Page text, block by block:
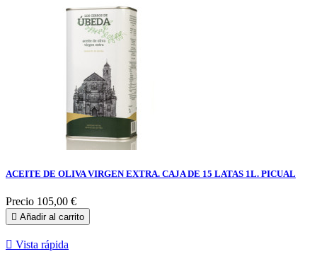
ACEITE DE OLIVA VIRGEN EXTRA. CAJA DE 15 LATAS 1L. PICUAL
Precio 105,00 €
 Añadir al carrito
 Vista rápida